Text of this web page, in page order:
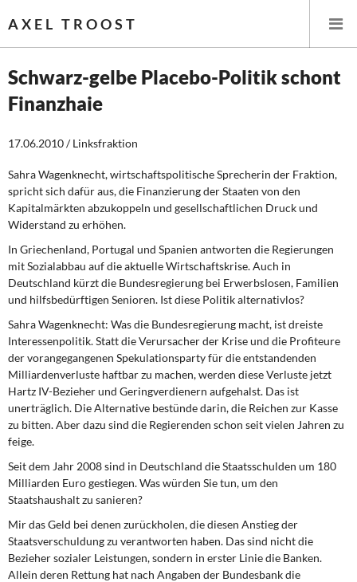
AXEL TROOST
Startseite
Themen
Leitlinien linker Wirtschafts- und Finanzpolitik
Wirtschaftspolitik
Steuer- und Finanzpolitik
Öffentliche Infrastruktur und Daseinsvorsorge
Eurokrise und Griechenland
DIE LINKE
Weitere Themen
Memo-Gruppe
Institut Solidarische Moderne
Rosa-Luxemburg-Stiftung
Über mich
Schwarz-gelbe Placebo-Politik schont
Finanzhaie
17.06.2010 / Linksfraktion
Sahra Wagenknecht, wirtschaftspolitische Sprecherin der Fraktion,
spricht sich dafür aus, die Finanzierung der Staaten von den
Kapitalmärkten abzukoppeln und gesellschaftlichen Druck und
Widerstand zu erhöhen.
In Griechenland, Portugal und Spanien antworten die Regierungen
mit Sozialabbau auf die aktuelle Wirtschaftskrise. Auch in
Deutschland kürzt die Bundesregierung bei Erwerbslosen, Familien
und hilfsbedürftigen Senioren. Ist diese Politik alternativlos?
Sahra Wagenknecht: Was die Bundesregierung macht, ist dreiste
Interessenpolitik. Statt die Verursacher der Krise und die Profiteure
der vorangegangenen Spekulationsparty für die entstandenden
Milliardenverluste haftbar zu machen, werden diese Verluste jetzt
Hartz IV-Bezieher und Geringverdienern aufgehalst. Das ist
unerträglich. Die Alternative bestünde darin, die Reichen zur Kasse
zu bitten. Aber dazu sind die Regierenden schon seit vielen Jahren zu
feige.
Seit dem Jahr 2008 sind in Deutschland die Staatsschulden um 180
Milliarden Euro gestiegen. Was würden Sie tun, um den
Staatshaushalt zu sanieren?
Mir das Geld bei denen zurückholen, die diesen Anstieg der
Staatsverschuldung zu verantworten haben. Das sind nicht die
Bezieher sozialer Leistungen, sondern in erster Linie die Banken.
Allein deren Rettung hat nach Angaben der Bundesbank die